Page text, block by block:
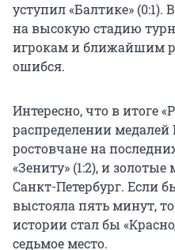
уступил «Балтике»
на высокую стадию
игрокам и ближайшим
ошибся.
Интересно, что в итоге
распределении
ростовчане на
«Зениту» (1:2), и
Санкт-Петербург. Если
выстояла пять минут,
истории стал бы
седьмое место.